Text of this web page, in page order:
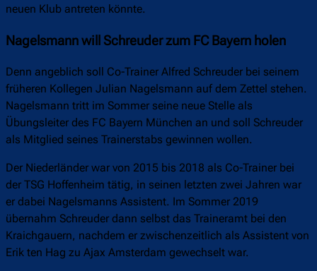
neuen Klub antreten könnte.
Nagelsmann will Schreuder zum FC Bayern holen
Denn angeblich soll Co-Trainer Alfred Schreuder bei seinem
früheren Kollegen Julian Nagelsmann auf dem Zettel stehen.
Nagelsmann tritt im Sommer seine neue Stelle als
Übungsleiter des FC Bayern München an und soll Schreuder
als Mitglied seines Trainerstabs gewinnen wollen.
Der Niederländer war von 2015 bis 2018 als Co-Trainer bei
der TSG Hoffenheim tätig, in seinen letzten zwei Jahren war
er dabei Nagelsmanns Assistent. Im Sommer 2019
übernahm Schreuder dann selbst das Traineramt bei den
Kraichgauern, nachdem er zwischenzeitlich als Assistent von
Erik ten Hag zu Ajax Amsterdam gewechselt war.